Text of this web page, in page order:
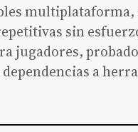
sin
jugadores,
a